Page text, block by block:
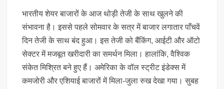
भारतीय शेयर बाजारों के आज थोड़ी तेजी के साथ खुलने की
संभावना है। इससे पहले सोमवार के सत्र में बाजार लगातार पाँचवें
दिन तेजी के साथ बंद हुआ। इस तेजी को बैंकिंग, आईटी और ऑटो
सेक्टर में मजबूत खरीदारी का समर्थन मिला। हालांकि, वैश्विक
संकेत मिश्रित बने हुए हैं। अमेरिका के वॉल स्ट्रीट इंडेक्स में
कमजोरी और एशियाई बाजारों में मिला-जुला रुख देखा गया। सुबह